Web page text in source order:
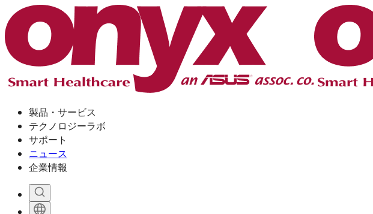
製品・サービス
テクノロジーラボ
サポート
ニュース
企業情報